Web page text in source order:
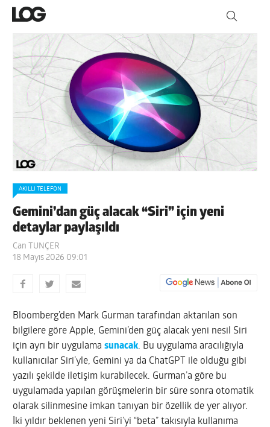
AKILLI TELEFON
Gemini’dan güç alacak “Siri” için yeni
detaylar paylaşıldı
Can TUNÇER
18 Mayıs 2026 09:01
Bloomberg’den Mark Gurman tarafından aktarılan son
bilgilere göre Apple, Gemini’den güç alacak yeni nesil Siri
için ayrı bir uygulamasunacak. Bu uygulama aracılığıyla
kullanıcılar Siri’yle, Gemini ya da ChatGPT ile olduğu gibi
yazılı şekilde iletişim kurabilecek. Gurman’a göre bu
uygulamada yapılan görüşmelerin bir süre sonra otomatik
olarak silinmesine imkan tanıyan bir özellik de yer alıyor.
İki yıldır beklenen yeni Siri’yi “beta” takısıyla kullanıma